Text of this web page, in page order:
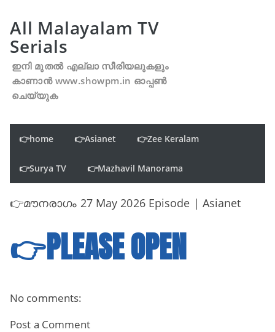
All Malayalam TV
Serials
ഇനി മുതൽ എല്ലാ സീരിയലുകളും
കാണാൻ www.showpm.in ഓപ്പൺ
ചെയ്യുക
👉home 👉Asianet 👉Zee Keralam
👉Surya TV 👉Mazhavil Manorama
👉മൗനരാഗം 27 May 2026 Episode | Asianet
👉PLEASE OPEN
No comments:
Post a Comment